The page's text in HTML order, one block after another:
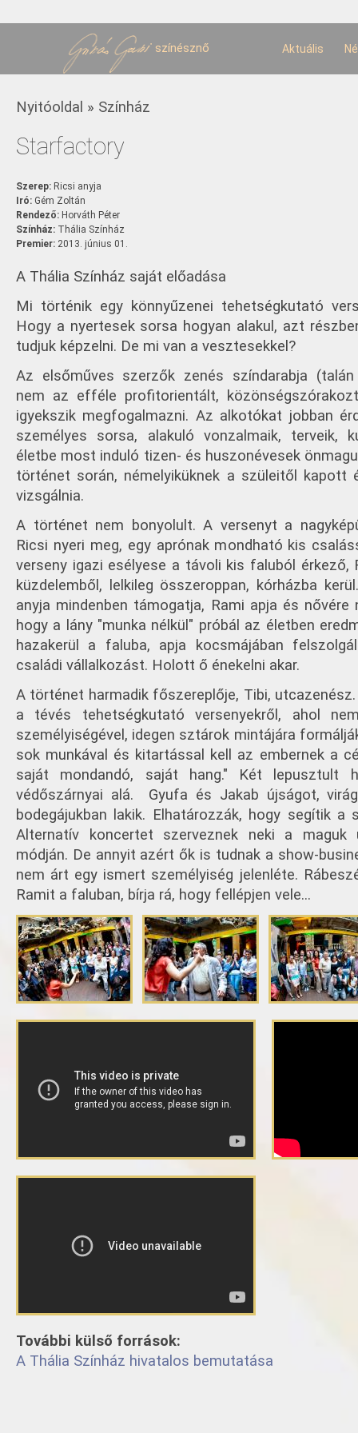
színésznő Aktuális
Jelenlegi hely
Nyitóoldal » Színház
Starfactory
Szerep: Ricsi anyja
Iró: Gém Zoltán
Rendező: Horváth Péter
Színház: Thália Színház
Premier: 2013. június 01.
A Thália Színház saját előadása
Mi történik egy könnyűzenei tehetségkutató
Hogy a nyertesek sorsa hogyan alakul, azt
tudjuk képzelni. De mi van a vesztesekkel?
Az elsőműves szerzők zenés színdarabja
nem az efféle profitorientált,
igyekszik megfogalmazni. Az alkotókat jobban
személyes sorsa, alakuló vonzalmaik, terveik,
életbe most induló tizen- és huszonévesek
történet során, némelyiküknek a szüleitől kapott
vizsgálnia.
A történet nem bonyolult. A versenyt a
Ricsi nyeri meg, egy aprónak mondható kis
verseny igazi esélyese a távoli kis faluból érkező,
küzdelemből, lelkileg összeroppan, kórházba
anyja mindenben támogatja, Rami apja és
hogy a lány "munka nélkül" próbál az életben
hazakerül a faluba, apja kocsmájában
családi vállalkozást. Holott ő énekelni akar.
A történet harmadik főszereplője, Tibi,
a tévés tehetségkutató versenyekről, ahol
személyiségével, idegen sztárok mintájára
sok munkával és kitartással kell az embernek a
saját mondandó, saját hang." Két lepusztult
védőszárnyai alá. Gyufa és Jakab újságot,
bodegájukban lakik. Elhatározzák, hogy segítik a
Alternatív koncertet szerveznek neki a maguk
módján. De annyit azért ők is tudnak a show-
nem árt egy ismert személyiség jelenléte.
Ramit a faluban, bírja rá, hogy fellépjen vele...
További külső források:
A Thália Színház hivatalos bemutatása